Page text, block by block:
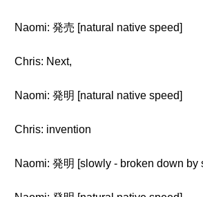
Naomi: 発売 [natural native speed]
Chris: Next,
Naomi: 発明 [natural native speed]
Chris: invention
Naomi: 発明 [slowly - broken down by